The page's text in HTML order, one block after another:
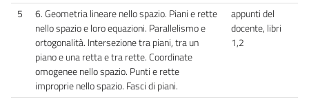
5
6. Geometria lineare nello spazio. Piani e rette
nello spazio e loro equazioni. Parallelismo e
ortogonalità. Intersezione tra piani, tra un
piano e una retta e tra rette. Coordinate
omogenee nello spazio. Punti e rette
improprie nello spazio. Fasci di piani.
appunti del
docente, libri
1,2